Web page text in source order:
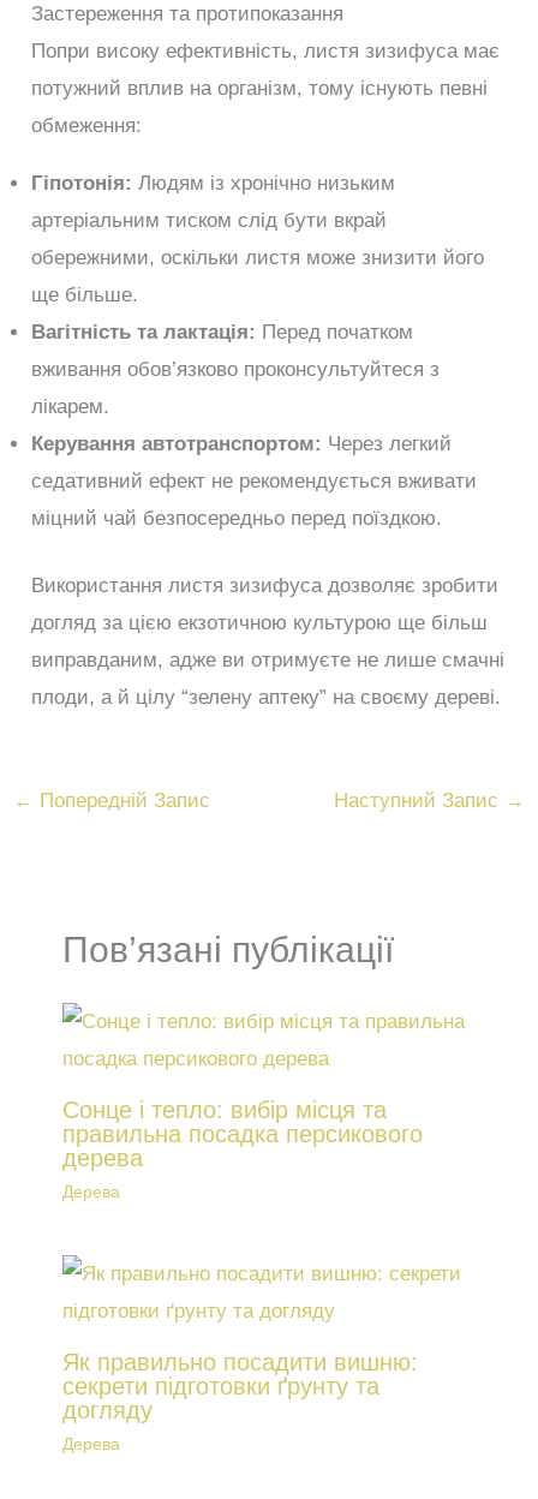
Застереження та протипоказання
Попри високу ефективність, листя зизифуса має
потужний вплив на організм, тому існують певні
обмеження:
Гіпотонія: Людям із хронічно низьким
артеріальним тиском слід бути вкрай
обережними, оскільки листя може знизити його
ще більше.
Вагітність та лактація: Перед початком
вживання обов’язково проконсультуйтеся з
лікарем.
Керування автотранспортом: Через легкий
седативний ефект не рекомендується вживати
міцний чай безпосередньо перед поїздкою.
Використання листя зизифуса дозволяє зробити
догляд за цією екзотичною культурою ще більш
виправданим, адже ви отримуєте не лише смачні
плоди, а й цілу “зелену аптеку” на своєму дереві.
← Попередній Запис Наступний Запис →
Пов’язані публікації
Сонце і тепло: вибір місця та
правильна посадка персикового
дерева
Дерева
Як правильно посадити вишню:
секрети підготовки ґрунту та
догляду
Дерева